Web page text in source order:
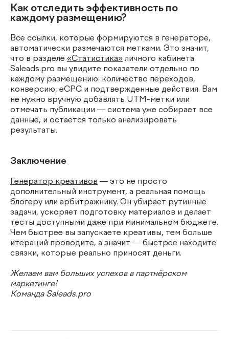
Как отследить эффективность по
каждому размещению?
Все ссылки, которые формируются в генераторе,
автоматически размечаются метками. Это значит,
что в разделе «Статистика» личного кабинета
Saleads.pro вы увидите показатели отдельно по
каждому размещению: количество переходов,
конверсию, eCPC и подтвержденные действия. Вам
не нужно вручную добавлять UTM-метки или
отмечать публикации — система уже собирает все
данные, и остается только анализировать
результаты.
Заключение
Генератор креативов — это не просто
дополнительный инструмент, а реальная помощь
блогеру или арбитражнику. Он убирает рутинные
задачи, ускоряет подготовку материалов и делает
тесты доступными даже при минимальном бюджете.
Чем быстрее вы запускаете креативы, тем больше
итераций проводите, а значит — быстрее находите
связки, которые реально приносят деньги.
Желаем вам больших успехов в партнёрском
маркетинге!
Команда Saleads.pro